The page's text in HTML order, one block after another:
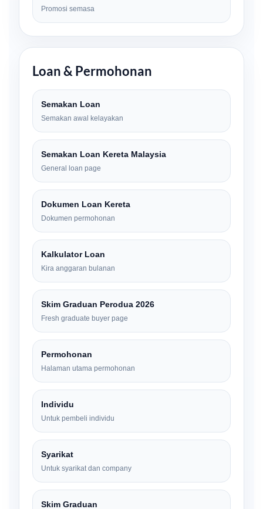
Promosi semasa
Loan & Permohonan
Semakan Loan
Semakan awal kelayakan
Semakan Loan Kereta Malaysia
General loan page
Dokumen Loan Kereta
Dokumen permohonan
Kalkulator Loan
Kira anggaran bulanan
Skim Graduan Perodua 2026
Fresh graduate buyer page
Permohonan
Halaman utama permohonan
Individu
Untuk pembeli individu
Syarikat
Untuk syarikat dan company
Skim Graduan